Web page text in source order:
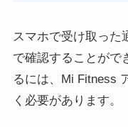
スマホで受け取った
で確認することがで
るには、Mi Fitness
く必要があります。